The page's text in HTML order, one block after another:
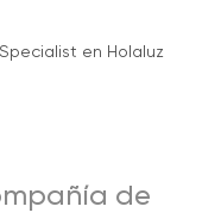
en Holaluz
de